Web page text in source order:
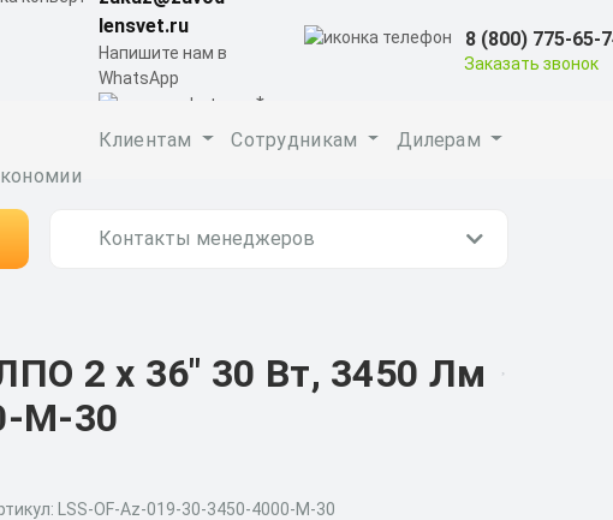
lensvet.ru
Напишите нам в
WhatsApp
8 (800) 775-65-
Заказать звонок
Клиентам Сотрудникам Дилерам
Контакты менеджеров
2 х 36" 30 Вт, 3450 Лм
M-30
LSS-OF-Az-019-30-3450-4000-M-30